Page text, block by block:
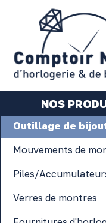
NOS
Outillage de
Mouvements de
Piles/
Verres de montres
Gérer les préférences